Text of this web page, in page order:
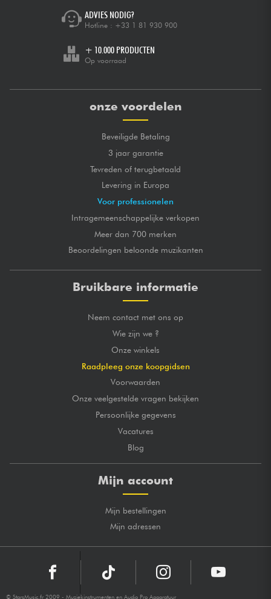
ADVIES NODIG?
Hotline : +33 1 81 930 900
+ 10.000 PRODUCTEN
Op voorraad
onze voordelen
Beveiligde Betaling
3 jaar garantie
Tevreden of terugbetaald
Levering in Europa
Voor professionelen
Intragemeenschappelijke verkopen
Meer dan 700 merken
Beoordelingen beloonde muzikanten
Bruikbare informatie
Neem contact met ons op
Wie zijn we ?
Onze winkels
Raadpleeg onze koopgidsen
Voorwaarden
Onze veelgestelde vragen bekijken
Persoonlijke gegevens
Vacatures
Blog
Mijn account
Mijn bestellingen
Mijn adressen
© StarsMusic.fr 2009 - Muziekinstrumenten en Audio Pro Apparatuur